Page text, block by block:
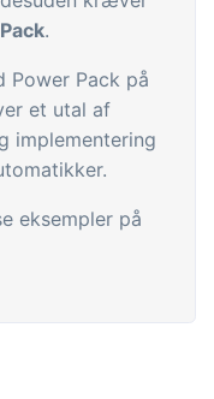
.
Power Pack på
et utal af
implementering
eksempler på